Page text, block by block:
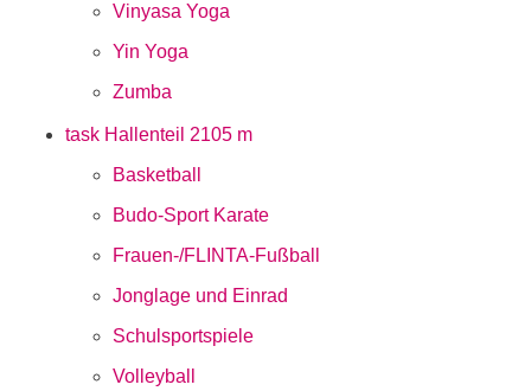
Vinyasa Yoga
Yin Yoga
Zumba
task Hallenteil 2105 m
Basketball
Budo-Sport Karate
Frauen-/FLINTA-Fußball
Jonglage und Einrad
Schulsportspiele
Volleyball